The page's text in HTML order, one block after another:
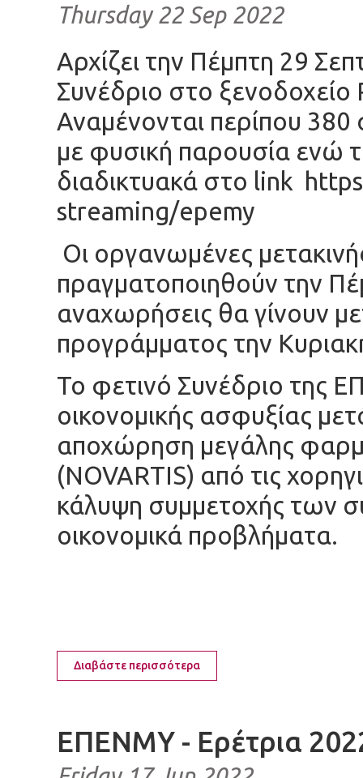
Thursday 22 Sep 2022
Αρχίζει την Πέμπτη 29
Συνέδριο στο
Αναμένονται περίπου 380
με φυσική παρουσία ενώ
διαδικτυακά στο link
streaming/epemy
Οι οργανωμένες
πραγματοποιηθούν την
αναχωρήσεις θα γίνουν
προγράμματος την
Το φετινό Συνέδριο της
οικονομικής ασφυξίας
αποχώρηση μεγάλης
(NOVARTIS) από τις
κάλυψη συμμετοχής των
οικονομικά προβλήματα.
Διαβάστε περισσότερα
ΕΠΕΝΜΥ - Ερέτρια